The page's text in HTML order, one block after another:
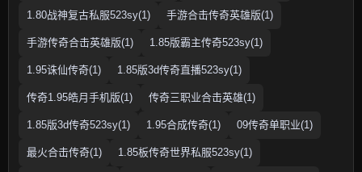
1.80战神复古私服523sy(1) 手游合击传奇英雄版(1)
手游传奇合击英雄版(1) 1.85版霸主传奇523sy(1)
1.95诛仙传奇(1) 1.85版3d传奇直播523sy(1)
传奇1.95皓月手机版(1) 传奇三职业合击英雄(1)
1.85版3d传奇523sy(1) 1.95合成传奇(1) 09传奇单职业(1)
最火合击传奇(1) 1.85板传奇世界私服523sy(1)